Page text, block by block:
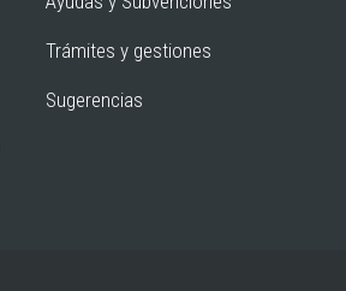
Trámites y gestiones
Sugerencias